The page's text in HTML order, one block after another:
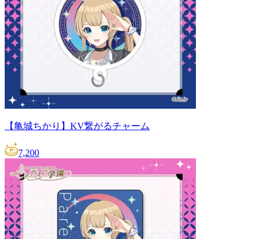
【亀城ちかり】KV繋がるチャーム
7,200